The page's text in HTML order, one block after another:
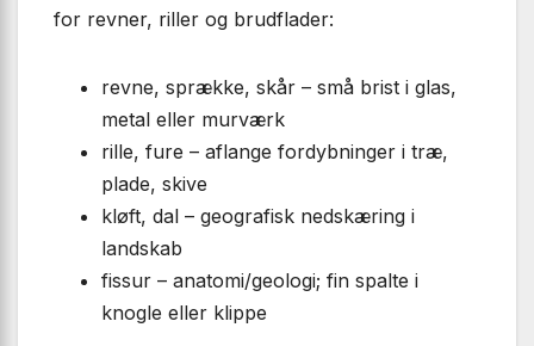
for revner, riller og brudflader:
revne, sprække, skår – små brist i glas,
metal eller murværk
rille, fure – aflange fordybninger i træ,
plade, skive
kløft, dal – geografisk nedskæring i
landskab
fissur – anatomi/geologi; fin spalte i
knogle eller klippe